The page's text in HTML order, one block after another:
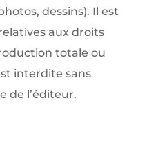
dessins). Il est
aux droits
totale ou
interdite sans
de l’éditeur.